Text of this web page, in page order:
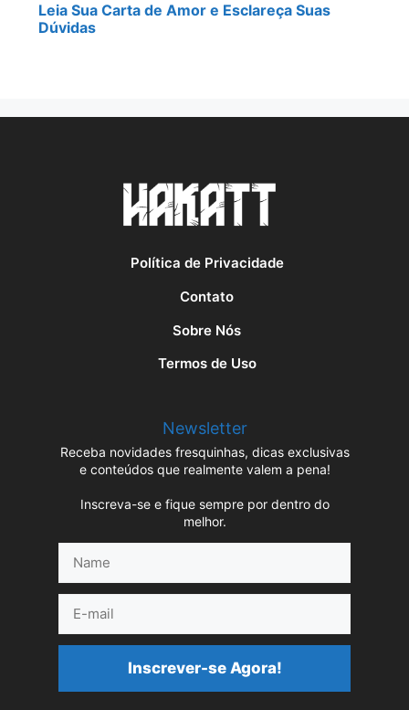
Leia Sua Carta de Amor e Esclareça Suas
Dúvidas
Política de Privacidade
Contato
Sobre Nós
Termos de Uso
Newsletter
Receba novidades fresquinhas, dicas exclusivas
e conteúdos que realmente valem a pena!
Inscreva-se e fique sempre por dentro do
melhor.
mail
Inscrever-se Agora!